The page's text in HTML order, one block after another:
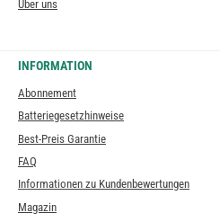
Über uns
INFORMATION
Abonnement
Batteriegesetzhinweise
Best-Preis Garantie
FAQ
Informationen zu Kundenbewertungen
Magazin